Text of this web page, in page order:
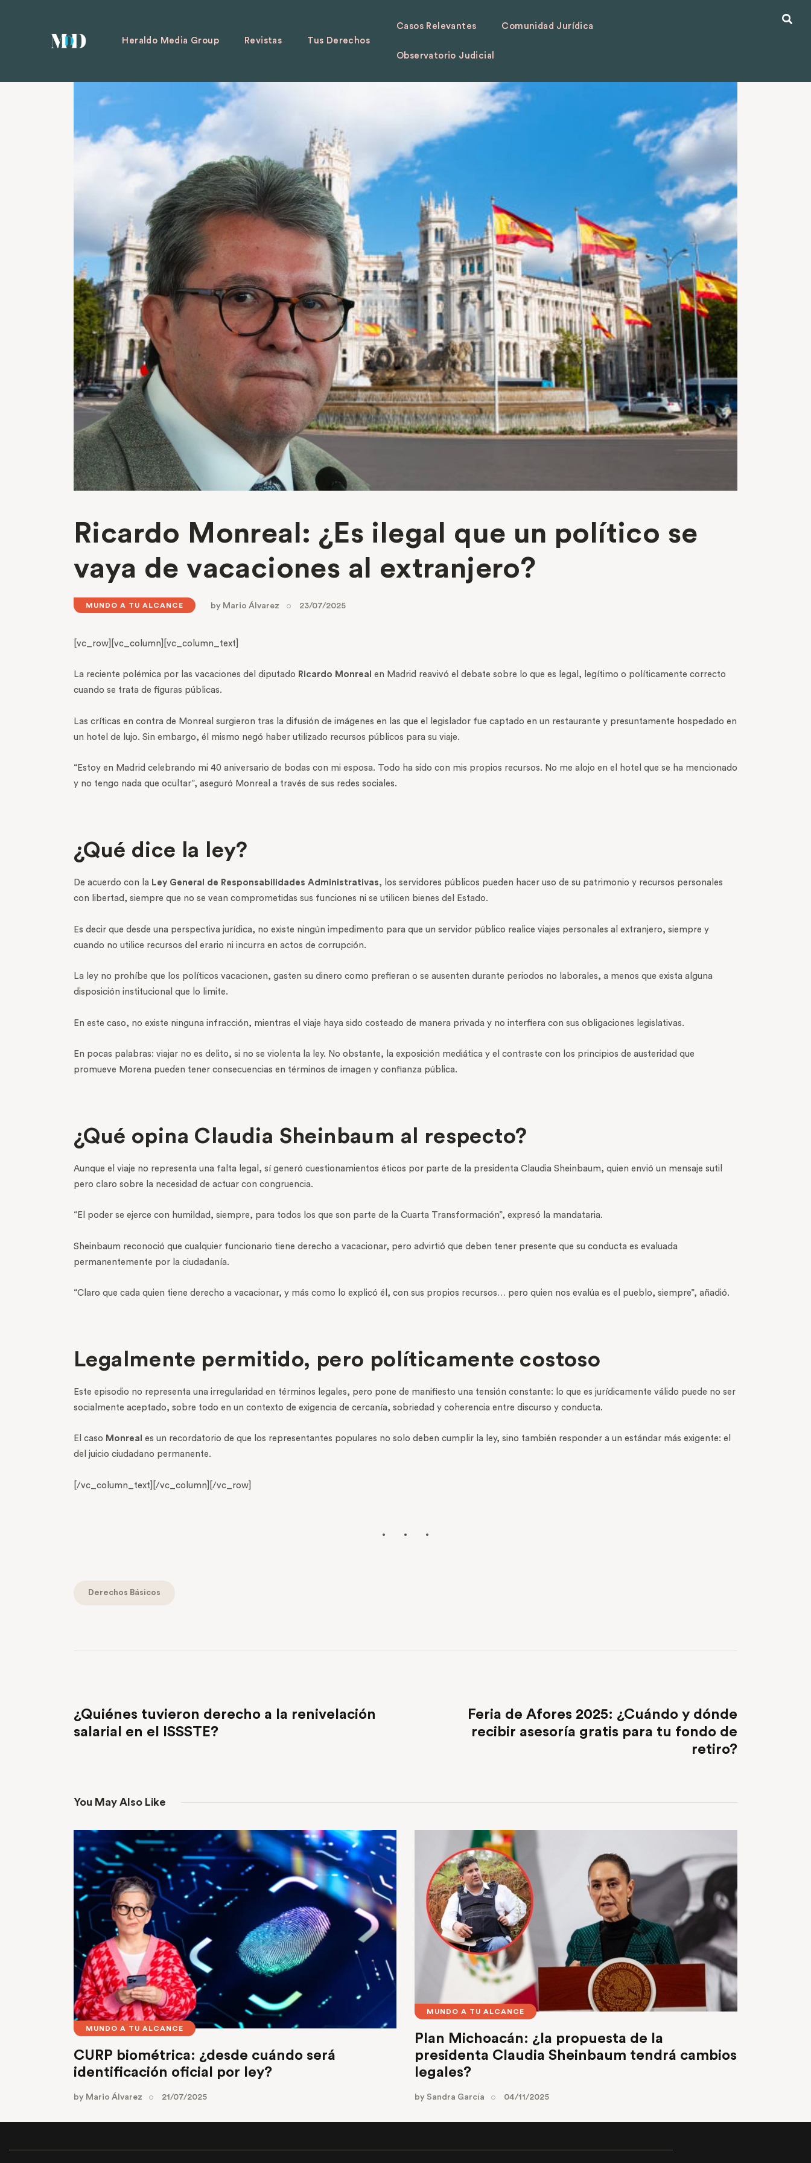
Heraldo Media Group Revistas Tus Derechos
Casos Relevantes Comunidad Jurídica
Observatorio Judicial
Ricardo Monreal: ¿Es ilegal que un político se
vaya de vacaciones al extranjero?
MUNDO A TU ALCANCE by Mario Álvarez 23/07/2025
[vc_row][vc_column][vc_column_text]
La reciente polémica por las vacaciones del diputado Ricardo Monreal en Madrid reavivó el debate sobre lo que es legal, legítimo o políticamente correcto
cuando se trata de figuras públicas.
Las críticas en contra de Monreal surgieron tras la difusión de imágenes en las que el legislador fue captado en un restaurante y presuntamente hospedado en
un hotel de lujo. Sin embargo, él mismo negó haber utilizado recursos públicos para su viaje.
“Estoy en Madrid celebrando mi 40 aniversario de bodas con mi esposa. Todo ha sido con mis propios recursos. No me alojo en el hotel que se ha mencionado
y no tengo nada que ocultar”, aseguró Monreal a través de sus redes sociales.
¿Qué dice la ley?
De acuerdo con la Ley General de Responsabilidades Administrativas, los servidores públicos pueden hacer uso de su patrimonio y recursos personales
con libertad, siempre que no se vean comprometidas sus funciones ni se utilicen bienes del Estado.
Es decir que desde una perspectiva jurídica, no existe ningún impedimento para que un servidor público realice viajes personales al extranjero, siempre y
cuando no utilice recursos del erario ni incurra en actos de corrupción.
La ley no prohíbe que los políticos vacacionen, gasten su dinero como prefieran o se ausenten durante periodos no laborales, a menos que exista alguna
disposición institucional que lo limite.
En este caso, no existe ninguna infracción, mientras el viaje haya sido costeado de manera privada y no interfiera con sus obligaciones legislativas.
En pocas palabras: viajar no es delito, si no se violenta la ley. No obstante, la exposición mediática y el contraste con los principios de austeridad que
promueve Morena pueden tener consecuencias en términos de imagen y confianza pública.
¿Qué opina Claudia Sheinbaum al respecto?
Aunque el viaje no representa una falta legal, sí generó cuestionamientos éticos por parte de la presidenta Claudia Sheinbaum, quien envió un mensaje sutil
pero claro sobre la necesidad de actuar con congruencia.
“El poder se ejerce con humildad, siempre, para todos los que son parte de la Cuarta Transformación”, expresó la mandataria.
Sheinbaum reconoció que cualquier funcionario tiene derecho a vacacionar, pero advirtió que deben tener presente que su conducta es evaluada
permanentemente por la ciudadanía.
“Claro que cada quien tiene derecho a vacacionar, y más como lo explicó él, con sus propios recursos… pero quien nos evalúa es el pueblo, siempre”, añadió.
Legalmente permitido, pero políticamente costoso
Este episodio no representa una irregularidad en términos legales, pero pone de manifiesto una tensión constante: lo que es jurídicamente válido puede no ser
socialmente aceptado, sobre todo en un contexto de exigencia de cercanía, sobriedad y coherencia entre discurso y conducta.
El caso Monreal es un recordatorio de que los representantes populares no solo deben cumplir la ley, sino también responder a un estándar más exigente: el
del juicio ciudadano permanente.
[/vc_column_text][/vc_column][/vc_row]
Derechos Básicos
¿Quiénes tuvieron derecho a la renivelación
salarial en el ISSSTE?
Feria de Afores 2025: ¿Cuándo y dónde
recibir asesoría gratis para tu fondo de
retiro?
You May Also Like
MUNDO A TU ALCANCE
CURP biométrica: ¿desde cuándo será
identificación oficial por ley?
by Mario Álvarez 21/07/2025
MUNDO A TU ALCANCE
Plan Michoacán: ¿la propuesta de la
presidenta Claudia Sheinbaum tendrá cambios
legales?
by Sandra García 04/11/2025